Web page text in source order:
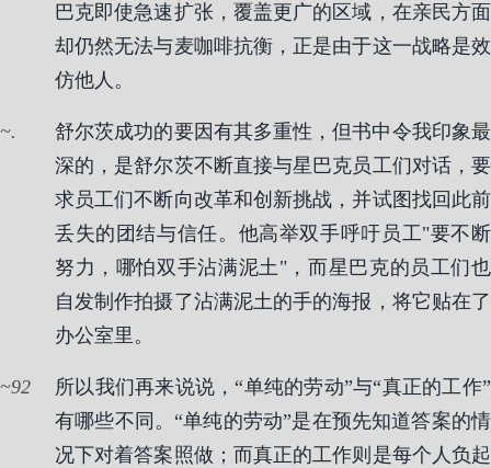
巴克即使急速扩张，覆盖更广的区域，在亲民方面
却仍然无法与麦咖啡抗衡，正是由于这一战略是效
仿他人。
.
舒尔茨成功的要因有其多重性，但书中令我印象最
深的，是舒尔茨不断直接与星巴克员工们对话，要
求员工们不断向改革和创新挑战，并试图找回此前
丢失的团结与信任。他高举双手呼吁员工"要不断
努力，哪怕双手沾满泥土"，而星巴克的员工们也
自发制作拍摄了沾满泥土的手的海报，将它贴在了
办公室里。
92
所以我们再来说说，“单纯的劳动”与“真正的工作”
有哪些不同。“单纯的劳动”是在预先知道答案的情
况下对着答案照做；而真正的工作则是每个人负起